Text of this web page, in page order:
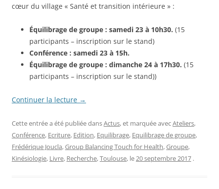
cœur du village « Santé et transition intérieure » :
Équilibrage de groupe : samedi 23 à 10h30. (15
participants – inscription sur le stand)
Conférence : samedi 23 à 15h.
Équilibrage de groupe : dimanche 24 à 17h30. (15
participants – inscription sur le stand))
Continuer la lecture →
Cette entrée a été publiée dansActus, et marquée avecAteliers,
Conférence, Ecriture, Edition, Equilibrage, Equilibrage de groupe,
Frédérique Joucla,Group Balancing Touch for Health,Groupe,
Kinésiologie, Livre, Recherche,Toulouse, le20 septembre 2017 .